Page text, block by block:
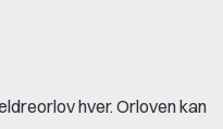
hver. Orloven kan